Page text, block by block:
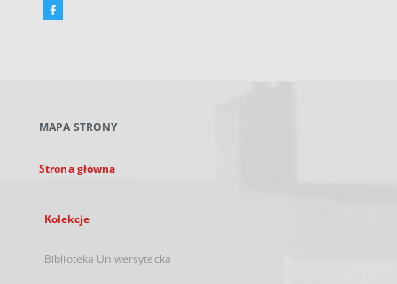
Facebook
karcie
MAPA STRONY
Strona główna
Kolekcje
Biblioteka Uniwersytecka